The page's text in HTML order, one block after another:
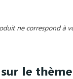
ne correspond à
le